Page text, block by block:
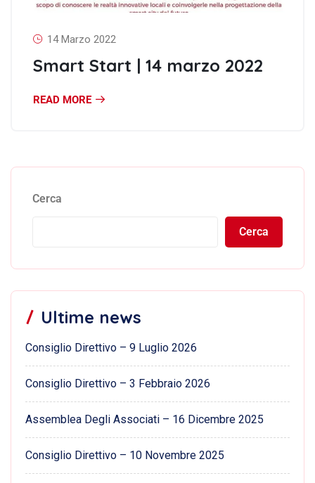
14 Marzo 2022
Smart Start | 14 marzo 2022
READ MORE
Cerca
Cerca
Ultime news
Consiglio Direttivo – 9 Luglio 2026
Consiglio Direttivo – 3 Febbraio 2026
Assemblea Degli Associati – 16 Dicembre 2025
Consiglio Direttivo – 10 Novembre 2025